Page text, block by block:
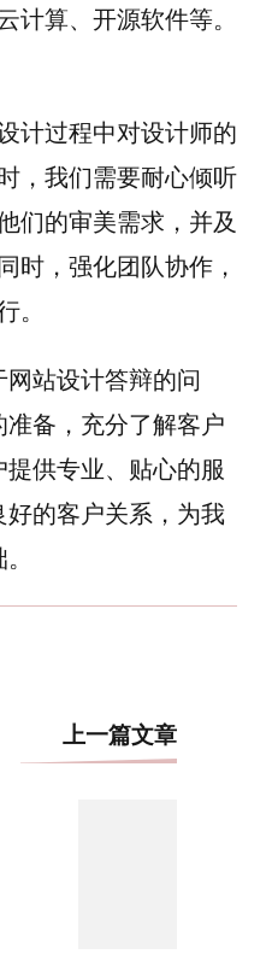
计算、开源软件等。
计过程中对设计师的
，我们需要耐心倾听
们的审美需求，并及
时，强化团队协作，
。
站设计答辩的问
备，充分了解客户
供专业、贴心的服
的客户关系，为我
上一篇文章